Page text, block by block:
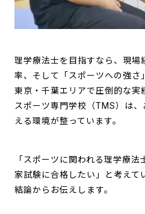
理学療法士を目指すなら、現場
率、そして「スポーツへの強さ
東京・千葉エリアで圧倒的な実
スポーツ専門学校（TMS）は
える環境が整っています。
「スポーツに関われる理学療
家試験に合格したい」と考えて
結論からお伝えします。